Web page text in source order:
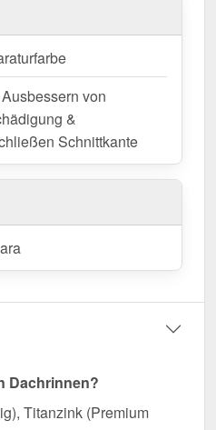
von
&
Schnittkante
Dachrinnen?
Titanzink (Premium